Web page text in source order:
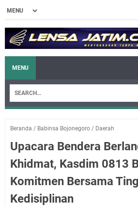
MENU
Beranda / Babinsa Bojonegoro / Daerah
Upacara Bendera
Khidmat, Kasdim 0813
Komitmen Bersama
Kedisiplinan